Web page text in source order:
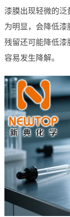
漆膜出现轻微的泛
为明显，会降低
残留还可能降低漆
容易发生降解。